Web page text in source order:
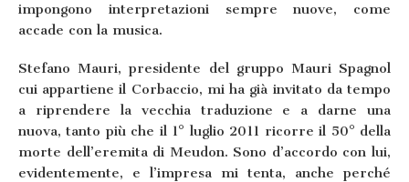
impongono interpretazioni sempre nuove, come
accade con la musica.
Stefano Mauri, presidente del gruppo Mauri Spagnol
cui appartiene il Corbaccio, mi ha già invitato da tempo
a riprendere la vecchia traduzione e a darne una
nuova, tanto più che il 1° luglio 2011 ricorre il 50° della
morte dell’eremita di Meudon. Sono d’accordo con lui,
evidentemente, e l’impresa mi tenta, anche perché